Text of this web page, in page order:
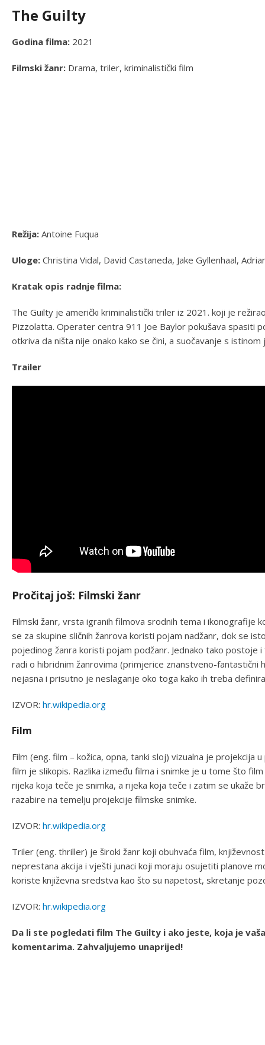
The Guilty
Godina filma: 2021
Filmski žanr: Drama, triler, kriminalistički film
Režija: Antoine Fuqua
Uloge: Christina Vidal, David Castaneda, Jake Gyllenhaal,
Kratak opis radnje filma:
The Guilty je američki kriminalistički triler iz 2021. koji je
Pizzolatta. Operater centra 911 Joe Baylor pokušava spasiti
otkriva da ništa nije onako kako se čini, a suočavanje s istinom
Trailer
Pročitaj još: Filmski žanr
Filmski žanr, vrsta igranih filmova srodnih tema i ikonografije
se za skupine sličnih žanrova koristi pojam nadžanr, dok se
pojedinog žanra koristi pojam podžanr. Jednako tako postoje
radi o hibridnim žanrovima (primjerice znanstveno-
nejasna i prisutno je neslaganje oko toga kako ih treba
IZVOR: hr.wikipedia.org
Film
Film (eng. film – kožica, opna, tanki sloj) vizualna je projekcija
film je slikopis. Razlika između filma i snimke je u tome što
rijeka koja teče je snimka, a rijeka koja teče i zatim se ukaže
razabire na temelju projekcije filmske snimke.
IZVOR: hr.wikipedia.org
Triler (eng. thriller) je široki žanr koji obuhvaća film,
neprestana akcija i vješti junaci koji moraju osujetiti planove
koriste književna sredstva kao što su napetost, skretanje
IZVOR: hr.wikipedia.org
Da li ste pogledati film The Guilty i ako jeste, koja je
komentarima. Zahvaljujemo unaprijed!